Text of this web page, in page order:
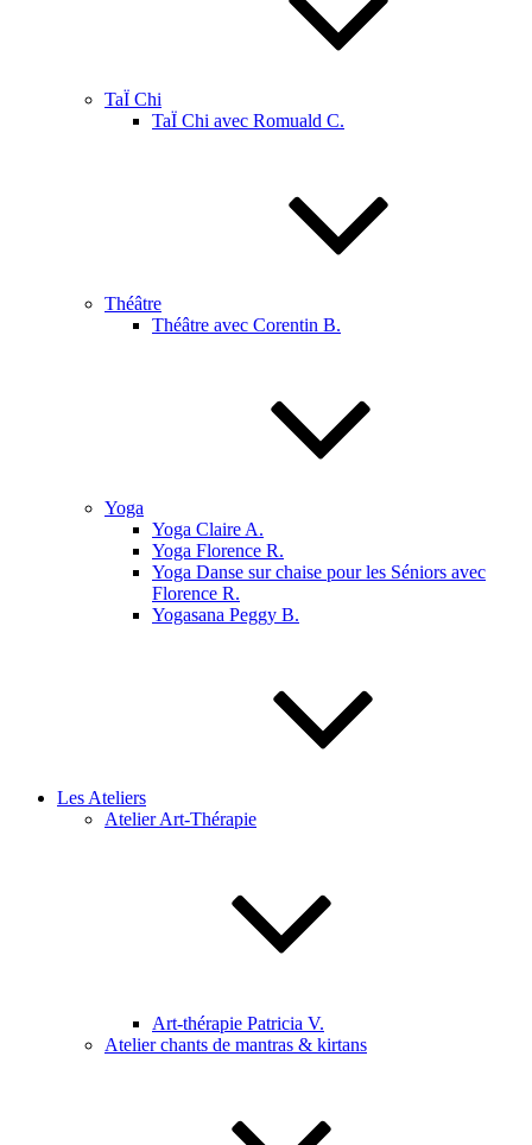
TaÏ Chi
TaÏ Chi avec Romuald C.
Théâtre
Théâtre avec Corentin B.
Yoga
Yoga Claire A.
Yoga Florence R.
Yoga Danse sur chaise pour les Séniors avec
Florence R.
Yogasana Peggy B.
Les Ateliers
Atelier Art-Thérapie
Art-thérapie Patricia V.
Atelier chants de mantras & kirtans